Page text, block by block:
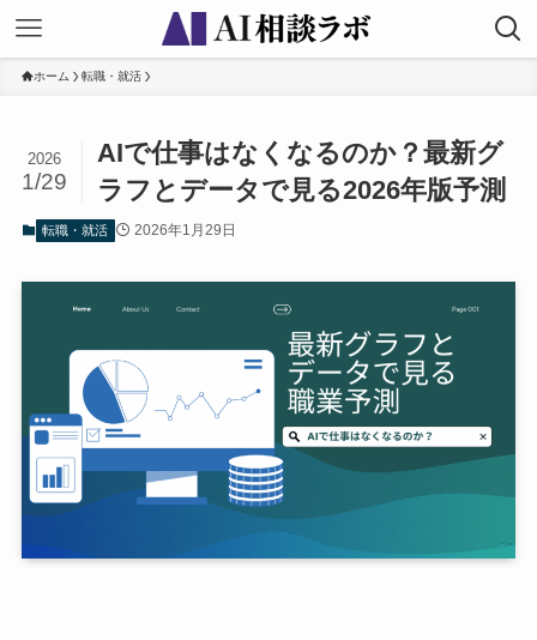
ホーム 転職・就活
AIで仕事はなくなるのか？最新グ
ラフとデータで見る2026年版予測
2026
1/29
転職・就活 2026年1月29日